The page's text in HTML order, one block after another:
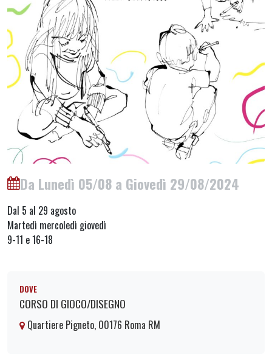
Da Lunedì 05/08 a Giovedì 29/08/2024
Dal 5 al 29 agosto
Martedì mercoledì giovedì
9-11 e 16-18
DOVE
CORSO DI GIOCO/DISEGNO
Quartiere Pigneto, 00176 Roma RM